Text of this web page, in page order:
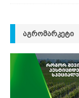
ᲐᲒᲠᲝᲛᲐᲠᲙᲔᲢᲘ